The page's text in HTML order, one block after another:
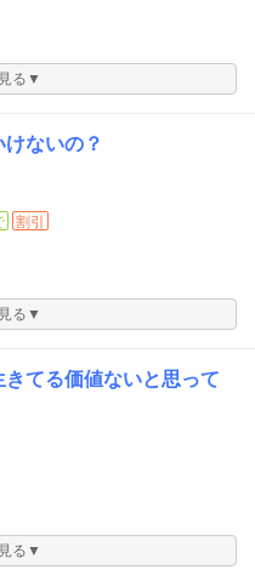
る▼
ないの？
割引
る▼
てる価値ないと思って
る▼